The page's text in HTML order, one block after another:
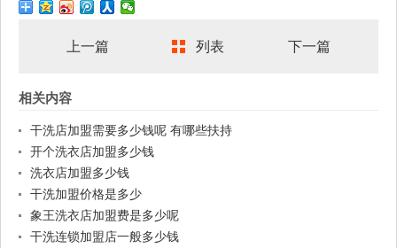
上一篇 列表 下一篇
相关内容
干洗店加盟需要多少钱呢 有哪些扶持
开个洗衣店加盟多少钱
洗衣店加盟多少钱
干洗加盟价格是多少
象王洗衣店加盟费是多少呢
干洗连锁加盟店一般多少钱